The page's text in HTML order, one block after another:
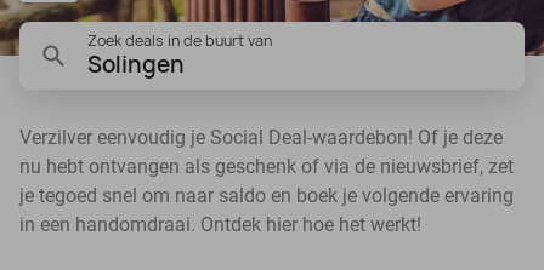
Zoek deals in de buurt van
Solingen
Verzilver eenvoudig je Social Deal-waardebon! Of je deze
nu hebt ontvangen als geschenk of via de nieuwsbrief, zet
je tegoed snel om naar saldo en boek je volgende ervaring
in een handomdraai. Ontdek hier hoe het werkt!